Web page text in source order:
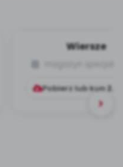
Wiersze
Pobierz lub kup